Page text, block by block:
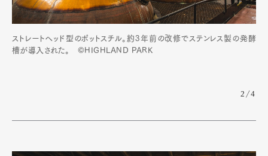
ストレートヘッド型のポットスチル。約3年前の改修でステンレス製の発酵
槽が導入された。 ©HIGHLAND PARK
2/4